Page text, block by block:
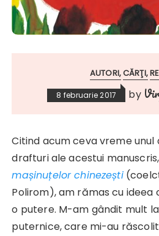
AUTORI CĂRŢI
8 februarie 2017 by
Citind acum ceva vreme
drafturi ale acestui
mașinuțelor chinezești
Polirom), am rămas cu
o putere. M-am gândit mult
puternice, care mi-au